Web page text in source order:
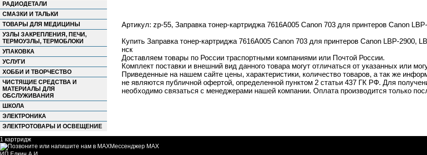
РАДИОДЕТАЛИ
СМАЗКИ И ТАЛЬКИ
ТОВАРЫ ДЛЯ МЕДИЦИНЫ
УЗЛЫ ЗАКРЕПЛЕНИЯ, ПЕЧИ,
ТЕРМОУЗЛЫ, ТЕРМОБЛОКИ
УПАКОВКА
УСЛУГИ
ХОББИ И ТВОРЧЕСТВО
ЧИСТЯЩИЕ СРЕДСТВА И
МАТЕРИАЛЫ ДЛЯ
ОБСЛУЖИВАНИЯ
ШКОЛА
ЭЛЕКТРОНИКА
ЭЛЕКТРОТОВАРЫ И ОСВЕЩЕНИЕ
Артикул: zp-55, Заправка тонер-картриджа 7616A005 Canon 703 для принтеров Canon
Купить Заправка тонер-картриджа 7616A005 Canon 703 для принтеров Canon LBP-2900,
нск
Доставляем товары по России траспортными компаниями или Почтой России.
Комплект поставки и внешний вид данного товара могут отличаться от указанных или
Приведенные на нашем сайте цены, характеристики, количество товаров, а так же
не являются публичной офертой, определенной пунктом 2 статьи 437 ГК РФ. Для
необходимо связаться с менеджерами нашей компании. Оплата производится только
1 картридж
Мессенджер MAX